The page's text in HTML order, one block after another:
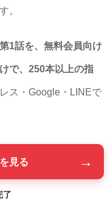
。
1話を、無料会員向け
で、250本以上の指
ス・Google・LINEで
見る →
了